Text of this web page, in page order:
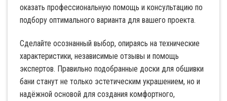
оказать профессиональную помощь и консультацию по
подбору оптимального варианта для вашего проекта.
Сделайте осознанный выбор, опираясь на технические
характеристики, независимые отзывы и помощь
экспертов. Правильно подобранные доски для обшивки
бани станут не только эстетическим украшением, но и
надёжной основой для создания комфортного,